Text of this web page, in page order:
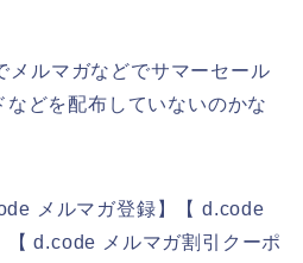
メルマガなどでサマーセール
どを配布していないのかな
メルマガ登録】【 d.code
【 d.code メルマガ割引クーポ